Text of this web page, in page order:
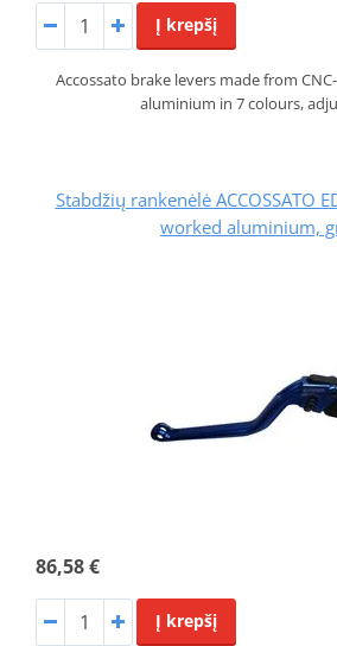
Į krepšį
Accossato brake levers made from
aluminium in 7 colours,
Stabdžių rankenėlė ACCOSSATO
worked aluminium,
86,58 €
Į krepšį